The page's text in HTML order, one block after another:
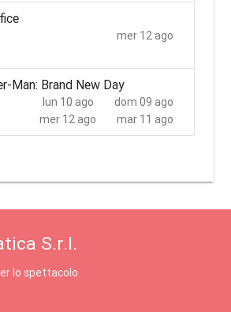
mer 12 ago
Man: Brand New Day
dom 09 ago
lun 10 ago
mar 11 ago
mer 12 ago
S.r.l.
lo spettacolo